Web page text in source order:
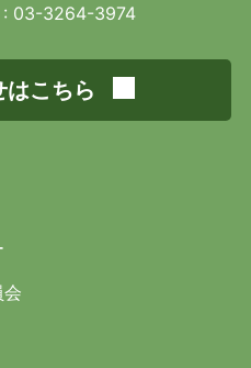
03-3264-3974
はこちら